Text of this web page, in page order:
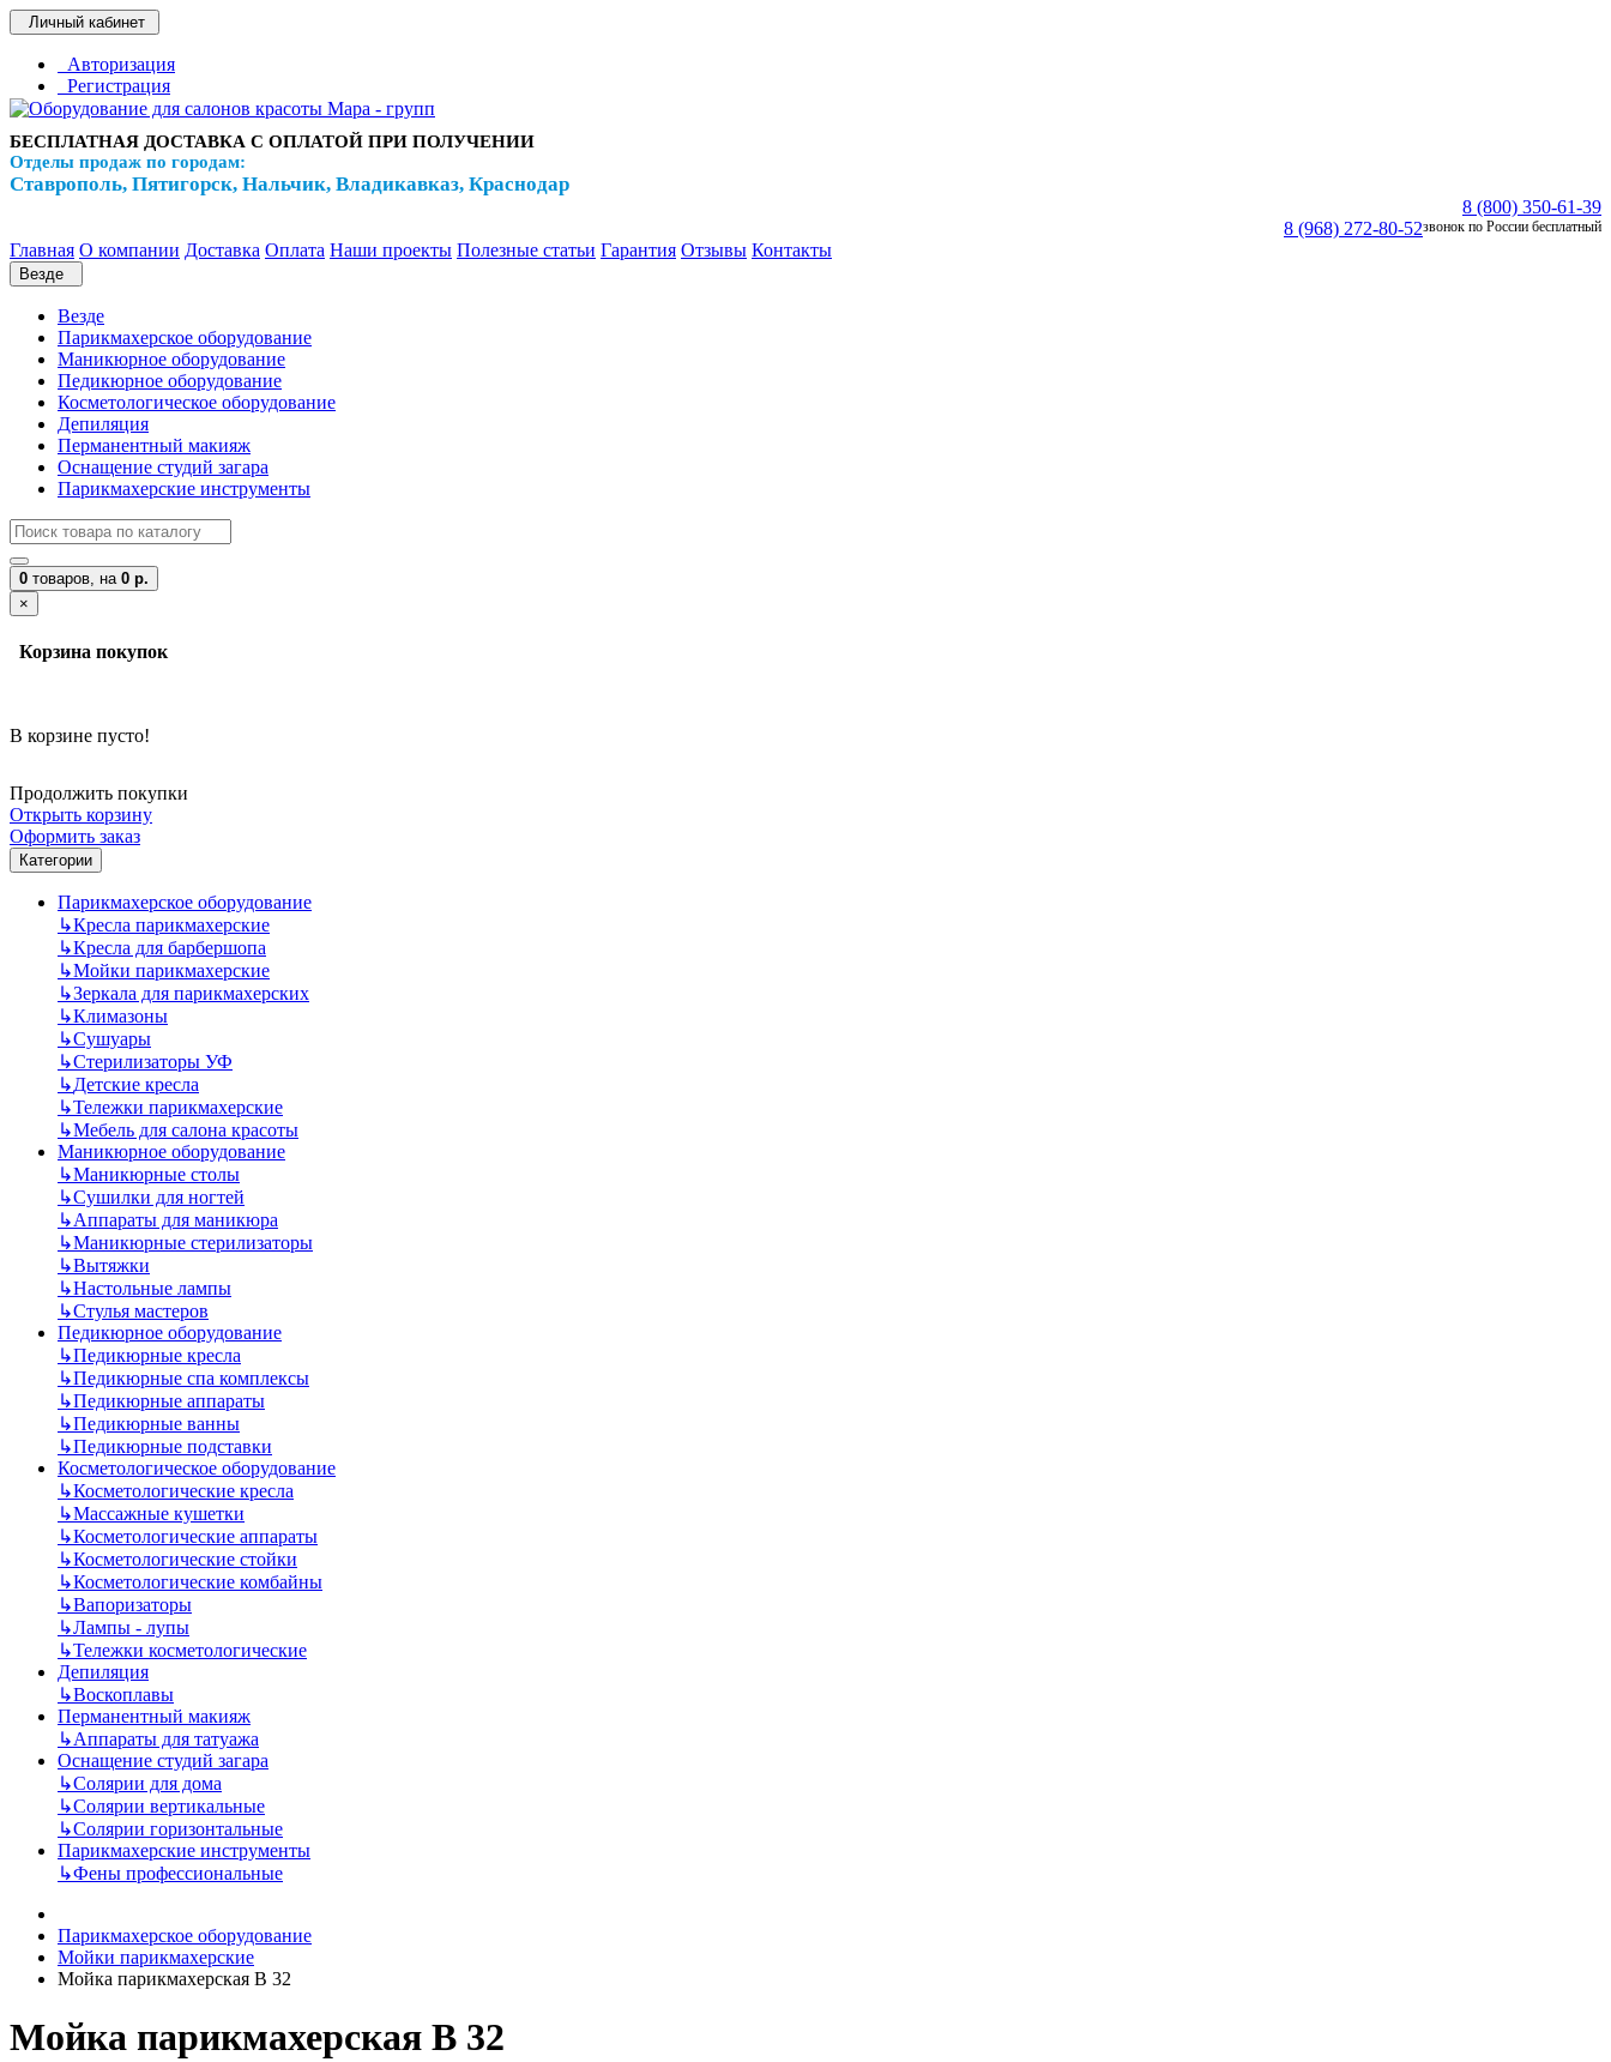
Личный кабинет
Авторизация
Регистрация
БЕСПЛАТНАЯ ДОСТАВКА С ОПЛАТОЙ ПРИ ПОЛУЧЕНИИ
Отделы продаж по городам:
Ставрополь, Пятигорск, Нальчик, Владикавказ, Краснодар
8 (800) 350-61-39
звонок по России бесплатный
8 (968) 272-80-52
Главная О компании Доставка Оплата Наши проекты Полезные статьи Гарантия Отзывы Контакты
Везде
Везде
Парикмахерское оборудование
Маникюрное оборудование
Педикюрное оборудование
Косметологическое оборудование
Депиляция
Перманентный макияж
Оснащение студий загара
Парикмахерские инструменты
0 товаров, на 0 р.
×
Корзина покупок
В корзине пусто!
Продолжить покупки
Открыть корзину
Оформить заказ
Категории
Парикмахерское оборудование
↳Кресла парикмахерские
↳Кресла для барбершопа
↳Мойки парикмахерские
↳Зеркала для парикмахерских
↳Климазоны
↳Сушуары
↳Стерилизаторы УФ
↳Детские кресла
↳Тележки парикмахерские
↳Мебель для салона красоты
Маникюрное оборудование
↳Маникюрные столы
↳Сушилки для ногтей
↳Аппараты для маникюра
↳Маникюрные стерилизаторы
↳Вытяжки
↳Настольные лампы
↳Стулья мастеров
Педикюрное оборудование
↳Педикюрные кресла
↳Педикюрные спа комплексы
↳Педикюрные аппараты
↳Педикюрные ванны
↳Педикюрные подставки
Косметологическое оборудование
↳Косметологические кресла
↳Массажные кушетки
↳Косметологические аппараты
↳Косметологические стойки
↳Косметологические комбайны
↳Вапоризаторы
↳Лампы - лупы
↳Тележки косметологические
Депиляция
↳Воскоплавы
Перманентный макияж
↳Аппараты для татуажа
Оснащение студий загара
↳Солярии для дома
↳Солярии вертикальные
↳Солярии горизонтальные
Парикмахерские инструменты
↳Фены профессиональные
Парикмахерское оборудование
Мойки парикмахерские
Мойка парикмахерская B 32
Мойка парикмахерская B 32